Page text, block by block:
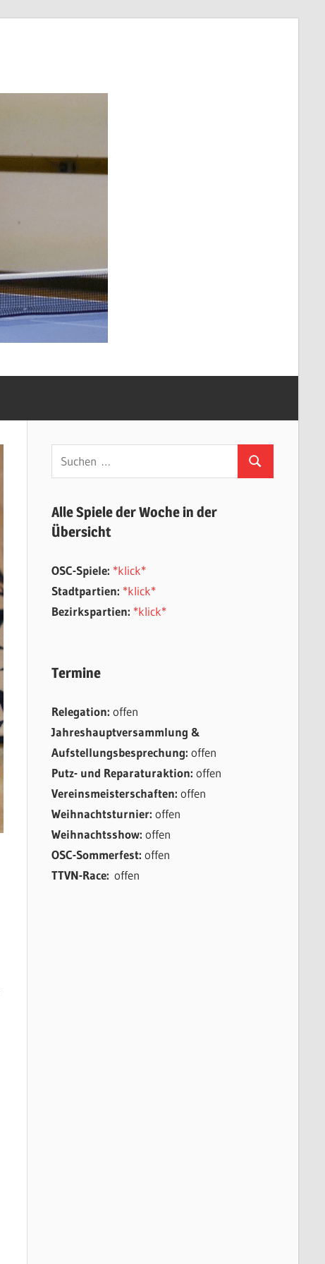
Suchen
nach:
Suchen
Alle Spiele der Woche in der
Übersicht
OSC-Spiele: *klick*
Stadtpartien: *klick*
Bezirkspartien: *klick*
Termine
Relegation: offen
Jahreshauptversammlung &
Aufstellungsbesprechung: offen
Putz- und Reparaturaktion: offen
Vereinsmeisterschaften: offen
Weihnachtsturnier: offen
Weihnachtsshow: offen
OSC-Sommerfest: offen
TTVN-Race: offen